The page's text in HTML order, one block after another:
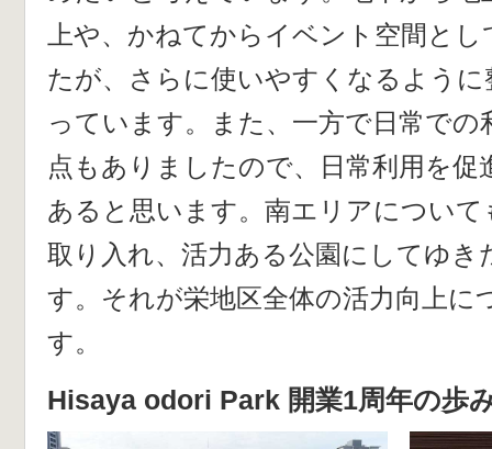
上や、かねてからイベント空間と
たが、さらに使いやすくなるよう
っています。また、一方で日常で
点もありましたので、日常利用を促
あると思います。南エリアについ
取り入れ、活力ある公園にしてゆき
す。それが栄地区全体の活力向上に
す。
Hisaya odori Park 開業1周年の歩